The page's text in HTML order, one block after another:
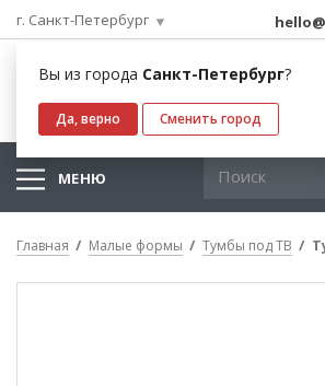
г. Санкт-Петербург
Вы из города Санкт-Петербург?
Да, верно Сменить город
МЕНЮ
Главная Малые формы Тумбы под ТВ